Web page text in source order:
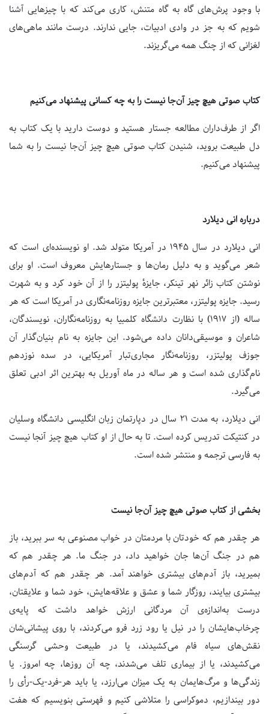
با وجود پرش‌های گاه به گاه متنش، کاری می‌کند که با چیزهایی آشنا
شویم که به جز در وادی ادبیات، جایی ندارند. درست مانند ماهی‌های
لغزانی که از چنگ همه می‌گریزند.
کتاب صوتی هیچ چیز آن‌جا نیست را به چه کسانی پیشنهاد می‌کنیم
اگر از طرف‌داران مطالعه جستار هستید و دوست دارید با یک کتاب به
دل طبیعت بروید، شنیدن کتاب صوتی هیچ چیز آن‌جا نیست را به شما
پیشنهاد می‌کنیم.
درباره انی دیلارد
انی دیلارد در سال ۱۹۴۵ در آمریکا متولد شد. او نویسنده‌ای است که
شعر می‌گوید و به دلیل رمان‌ها و جستارهایش معروف است. او برای
نوشتن کتاب زائر نهر تینکر، جایزهٔ پولیتزر را از آن خود کرد و به شهرت
رسید. جایزه پولیتزر، معتبرترین جایزه روزنامه‌نگاری در آمریکا است که هر
ساله (از ۱۹۱۷) با نظارت دانشگاه کلمبیا به روزنامه‌نگاران، نویسندگان،
شاعران و موسیقی‌دانان داده می‌شود. این جایزه به ‌نام بنیان‌گذار آن
جوزف پولیتزر، روزنامه‌نگار مجاری‌تبار آمریکایی، در سده نوزدهم
نام‌گذاری شده‌ است و هر ساله در ماه آوریل به بهترین اثر ادبی تعلق
می‌گیرد.
انی دیلارد، به مدت ۲۱ سال در دپارتمان زبان انگلیسی دانشگاه وسلیان
در کنتیکت تدریس کرده‌ است. تا به حال از او کتاب هیچ چیز آنجا نیست
به فارسی ترجمه و منتشر شده است.
بخشی از کتاب صوتی هیچ چیز آن‌جا نیست
هر چقدر هم که خودتان با مردمتان در خواب مصنوعی به سر ببرید، باز
هم در جنگ آن‌ها جان خواهید داد، در جنگ ما. هر چقدر هم که
بمیرید، باز آدم‌های بیشتری خواهند آمد. هر چقدر هم که آدم‌های
بیشتری بیایند، روزگار شما و عشق و علاقه‌هایش، خود شما و علایقتان،
درست به‌اندازه‌ی آن مردگانی ارزش خواهد داشت که پایه‌ی
چرخاب‌هایشان را در نیل یا رود زرد فرو می‌کردند، با روی پیشانی‌شان
نقش‌های سیاه فام می‌کشیدند، یا در طبیعت وحشی گرسنگی
می‌کشیدند، یا از بیماری تلف می‌شدند، چه آن روزها، چه امروز. یا
زندگی‌ها و مرگ‌هایمان به یک میزان می‌ارزد، یا باید هر-فرد-یک-رأی را
دور بیندازیم، دموکراسی را متلاشی کنیم و فهرستی بنویسیم که هفت